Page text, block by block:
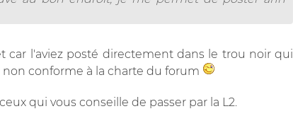
car l'aviez posté directement dans le trou noir qui
conforme à la charte du forum
qui vous conseille de passer par la L2.